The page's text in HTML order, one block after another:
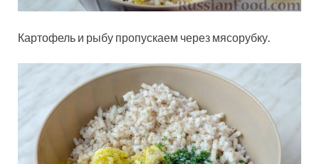
Картофель и рыбу пропускаем через мясорубку.